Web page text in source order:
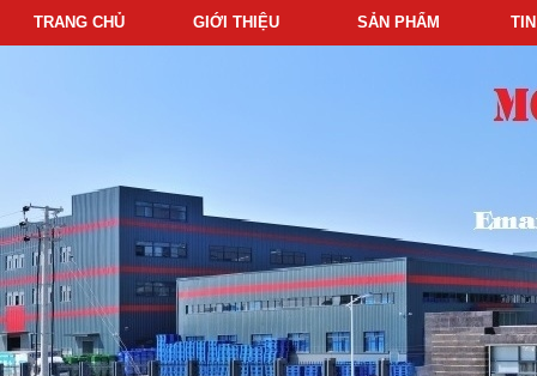
TRANG CHỦ GIỚI THIỆU SẢN PHẨM